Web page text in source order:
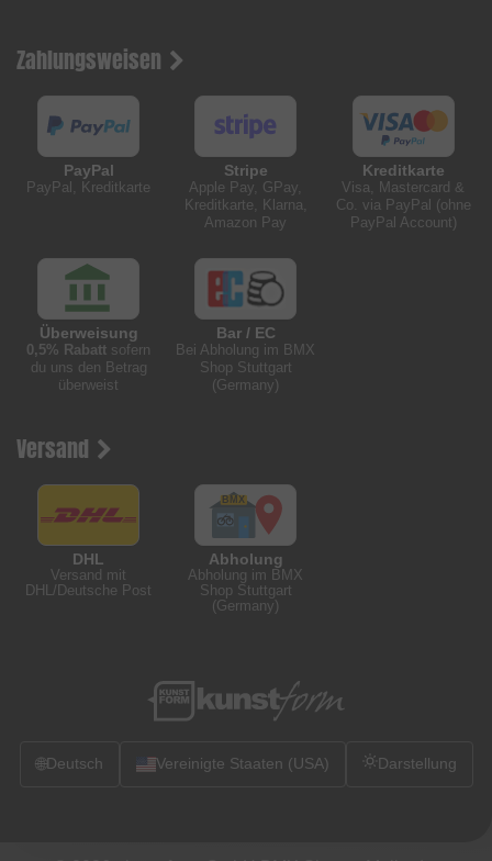
Zahlungsweisen
PayPal
PayPal, Kreditkarte
Stripe
Apple Pay, GPay,
Kreditkarte, Klarna,
Amazon Pay
Kreditkarte
Visa, Mastercard &
Co. via PayPal (ohne
PayPal Account)
Überweisung
0,5% Rabatt sofern
du uns den Betrag
überweist
Bar / EC
Bei Abholung im BMX
Shop Stuttgart
(Germany)
Versand
DHL
Versand mit
DHL/Deutsche Post
Abholung
Abholung im BMX
Shop Stuttgart
(Germany)
🌐Deutsch Vereinigte Staaten (USA) Darstellung